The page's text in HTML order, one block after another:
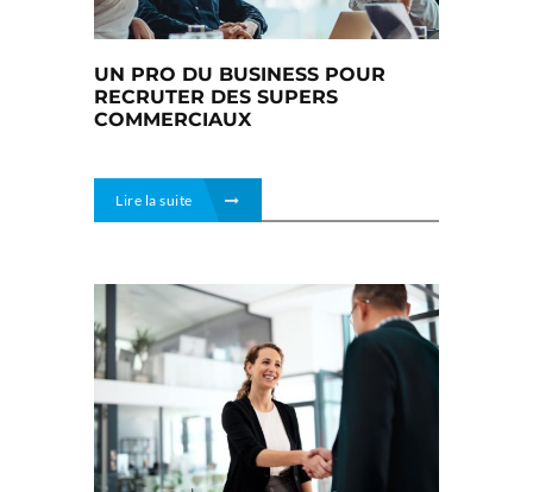
UN PRO DU BUSINESS POUR
RECRUTER DES SUPERS
COMMERCIAUX
Lire la suite